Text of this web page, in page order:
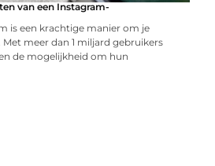
van een Instagram-
is een krachtige manier om je
meer dan 1 miljard gebruikers
de mogelijkheid om hun